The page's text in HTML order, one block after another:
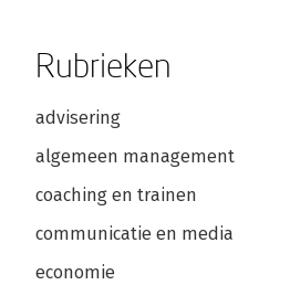
Rubrieken
advisering
algemeen management
coaching en trainen
communicatie en media
economie